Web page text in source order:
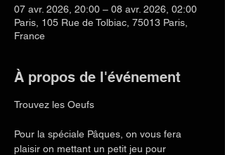
07 avr. 2026, 20:00 – 08 avr. 2026, 02:00
Paris, 105 Rue de Tolbiac, 75013 Paris,
France
À propos de l'événement
Trouvez les Oeufs
Pour la spéciale Pâques, on vous fera
plaisir on mettant un petit jeu pour